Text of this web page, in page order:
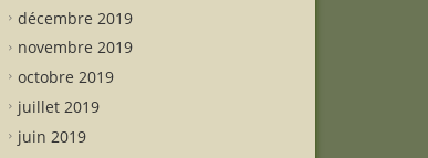
décembre 2019
novembre 2019
octobre 2019
juillet 2019
juin 2019